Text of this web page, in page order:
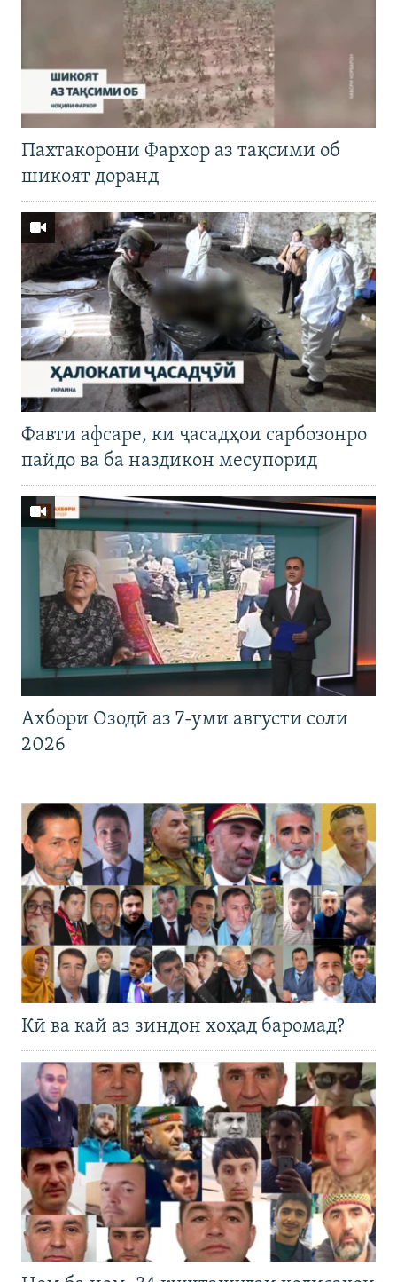
Пахтакорони Фархор аз тақсими об
шикоят доранд
Фавти афсаре, ки ҷасадҳои сарбозонро
пайдо ва ба наздикон месупорид
Ахбори Озодӣ аз 7-уми августи соли
2026
Кӣ ва кай аз зиндон хоҳад баромад?